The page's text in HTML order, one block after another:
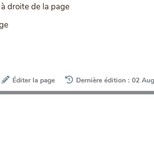
droite de la page
Éditer la page Dernière édition : 02